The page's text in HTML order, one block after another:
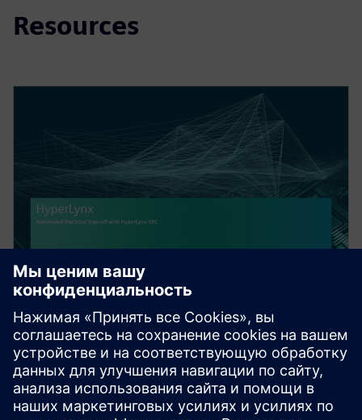
Resources
WEBINAR
Automated Electrical Sign-off
with HyperLynx DRC
Achieving electrical signoff has become a critical part
of the PCB design process. Yet, manual signoff is